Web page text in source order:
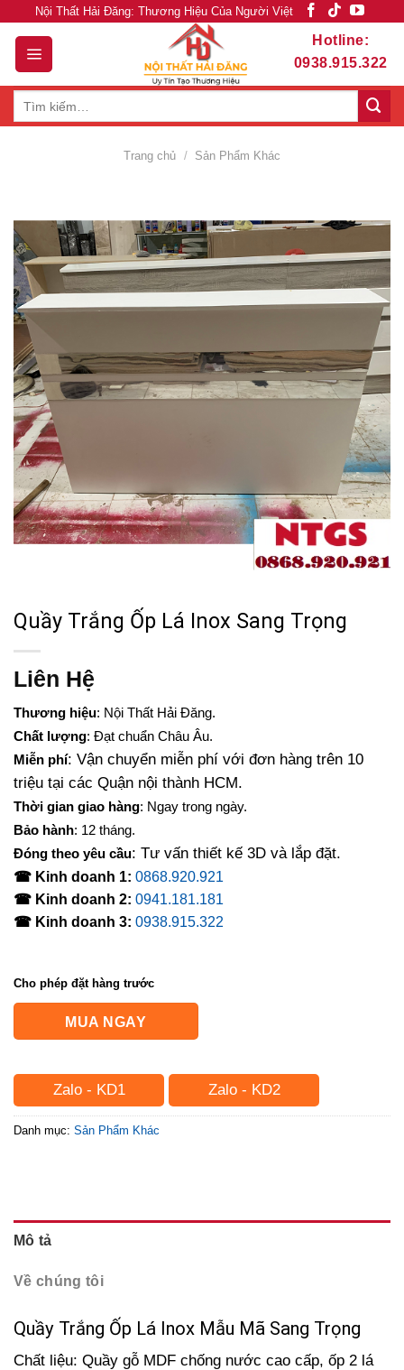
content
Nội Thất Hải Đăng: Thương Hiệu Của Người Việt
Hotline:
0938.915.322
Trang chủ / Sản Phẩm Khác
Quầy Trắng Ốp Lá Inox Sang Trọng
Liên Hệ
Thương hiệu: Nội Thất Hải Đăng.
Chất lượng: Đạt chuẩn Châu Âu.
Miễn phí: Vận chuyển miễn phí với đơn hàng trên 10
triệu tại các Quận nội thành HCM.
Thời gian giao hàng: Ngay trong ngày.
Bảo hành: 12 tháng.
Đóng theo yêu cầu: Tư vấn thiết kế 3D và lắp đặt.
☎ Kinh doanh 1: 0868.920.921
☎ Kinh doanh 2: 0941.181.181
☎ Kinh doanh 3: 0938.915.322
Cho phép đặt hàng trước
MUA NGAY
Zalo - KD1 Zalo - KD2
Danh mục: Sản Phẩm Khác
Mô tả
Về chúng tôi
Quầy Trắng Ốp Lá Inox Mẫu Mã Sang Trọng
Chất liệu: Quầy gỗ MDF chống nước cao cấp, ốp 2 lá